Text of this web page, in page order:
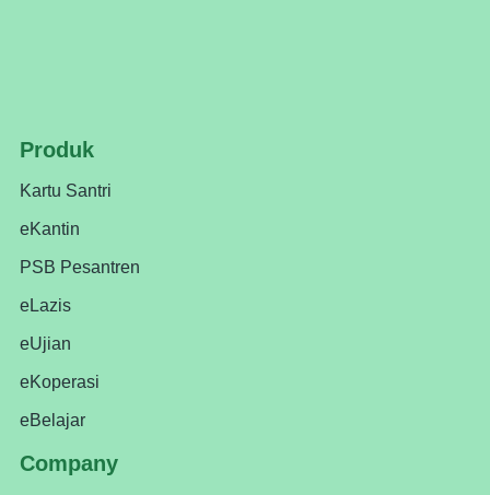
Produk
Kartu Santri
eKantin
PSB Pesantren
eLazis
eUjian
eKoperasi
eBelajar
Company